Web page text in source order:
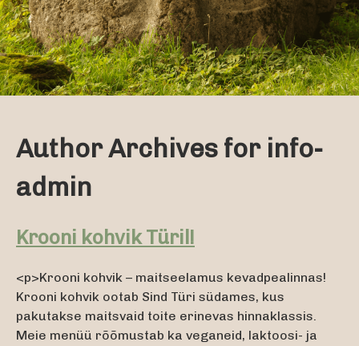
Author Archives for info-
admin
Krooni kohvik Türil!
<p>Krooni kohvik – maitseelamus kevadpealinnas!
Krooni kohvik ootab Sind Türi südames, kus
pakutakse maitsvaid toite erinevas hinnaklassis.
Meie menüü rõõmustab ka veganeid, laktoosi- ja